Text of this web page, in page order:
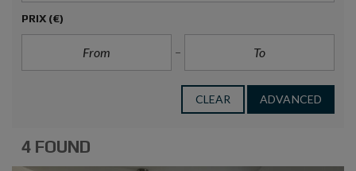
PRIX (€)
CLEAR ADVANCED
4 FOUND